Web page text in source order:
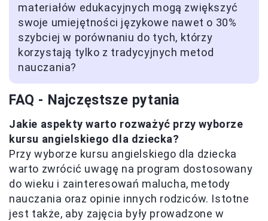
materiałów edukacyjnych mogą zwiększyć
swoje umiejętności językowe nawet o 30%
szybciej w porównaniu do tych, którzy
korzystają tylko z tradycyjnych metod
nauczania?
FAQ - Najczęstsze pytania
Jakie aspekty warto rozważyć przy wyborze
kursu angielskiego dla dziecka?
Przy wyborze kursu angielskiego dla dziecka
warto zwrócić uwagę na program dostosowany
do wieku i zainteresowań malucha, metody
nauczania oraz opinie innych rodziców. Istotne
jest także, aby zajęcia były prowadzone w